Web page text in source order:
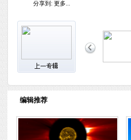
分享到: 更多...
编辑推荐